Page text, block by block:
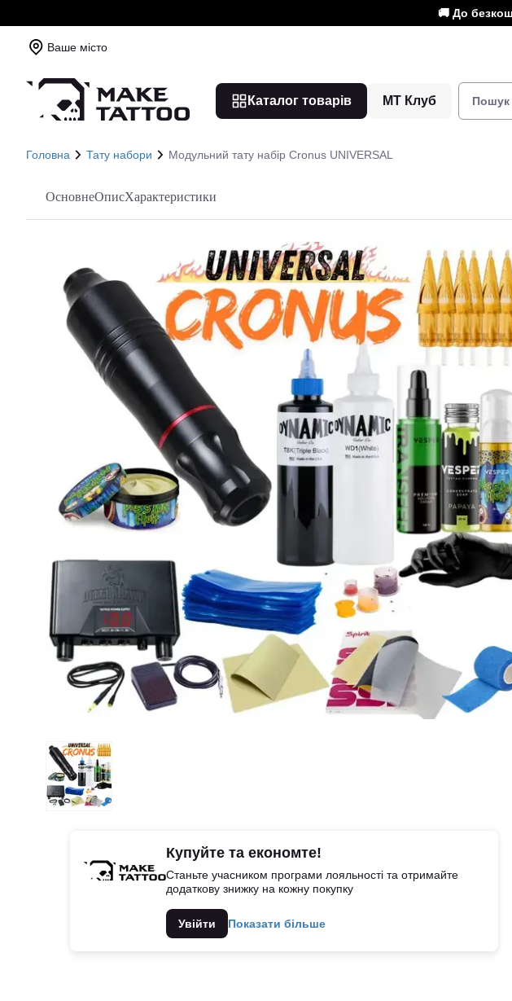
🚚 До
Ваше місто
Каталог товарів МТ Клуб
Головна Тату набори Модульний тату набір Cronus UNIVERSAL
ОсновнеОписХарактеристики
Купуйте та економте!
Станьте учасником програми лояльності та отримайте
додаткову знижку на кожну покупку
Увійти Показати більше